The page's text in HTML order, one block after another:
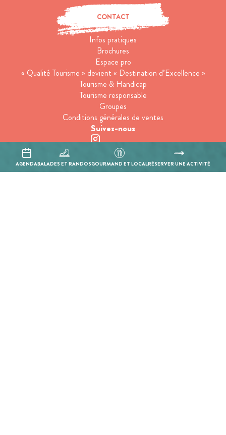
AGENDABALADES ET RANDOSGOURMAND ET LOCALRÉSERVER UNE ACTIVITÉ
CONTACT
Infos pratiques
Brochures
Espace pro
« Qualité Tourisme » devient « Destination d’Excellence »
Tourisme & Handicap
Tourisme responsable
Groupes
Conditions générales de ventes
Suivez-nous
Inscrivez-vous à notre newsletter